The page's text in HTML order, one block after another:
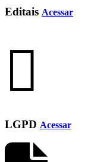
Editais Acessar
LGPD Acessar